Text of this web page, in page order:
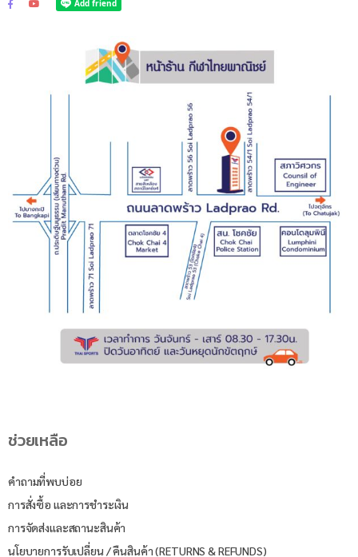
ช่วยเหลือ
คำถามที่พบบ่อย
การสั่งซื้อ และการชำระเงิน
การจัดส่งและสถานะสินค้า
นโยบายการรับเปลี่ยน / คืนสินค้า (RETURNS & REFUNDS)